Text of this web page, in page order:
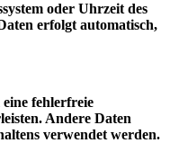
oder Uhrzeit des
erfolgt automatisch,
fehlerfreie
Andere Daten
verwendet werden.